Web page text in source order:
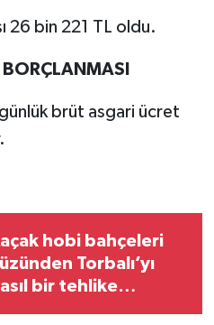
26 bin 221 TL oldu.
brüt asgari ücret
hobi bahçeleri
Torbalı’yı
bir tehlike